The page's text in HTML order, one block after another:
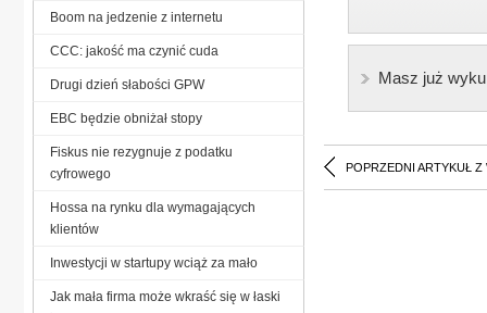
Masz już
POPRZEDNI ARTYKUŁ Z
Boom na jedzenie z internetu
CCC: jakość ma czynić cuda
Drugi dzień słabości GPW
EBC będzie obniżał stopy
Fiskus nie rezygnuje z podatku
cyfrowego
Hossa na rynku dla wymagających
klientów
Inwestycji w startupy wciąż za mało
Jak mała firma może wkraść się w łaski